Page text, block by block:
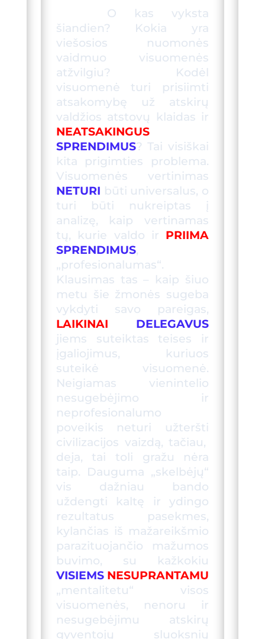
O kas vyksta
šiandien? Kokia yra
viešosios nuomonės
vaidmuo visuomenės
atžvilgiu? Kodėl
visuomenė turi prisiimti
atsakomybę už atskirų
valdžios atstovų klaidas ir
NEATSAKINGUS
SPRENDIMUS? Tai visiškai
kita prigimties problema.
Visuomenės vertinimas
NETURI būti universalus, o
turi būti nukreiptas į
analizę, kaip vertinamas
tų, kurie valdo ir PRIIMA
SPRENDIMUS,
„profesionalumas“.
Klausimas tas – kaip šiuo
metu šie žmonės sugeba
vykdyti savo pareigas,
LAIKINAI DELEGAVUS
jiems suteiktas teises ir
įgaliojimus, kuriuos
suteikė visuomenė.
Neigiamas vienintelio
nesugebėjimo ir
neprofesionalumo
poveikis neturi užteršti
civilizacijos vaizdą, tačiau,
deja, tai toli gražu nėra
taip. Dauguma „skelbėjų“
vis dažniau bando
uždengti kaltę ir ydingo
rezultatus pasekmes,
kylančias iš mažareikšmio
parazituojančio mažumos
buvimo, su kažkokiu
VISIEMS NESUPRANTAMU
„mentalitetu“ visos
visuomenės, nenoru ir
nesugebėjimu atskirų
gyventojų sluoksnių